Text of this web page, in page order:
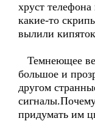
хруст
какие-то
вылили
Темнеющее
большое и
другом
придумать им